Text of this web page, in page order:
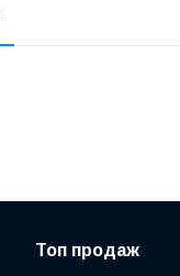
Топ продаж